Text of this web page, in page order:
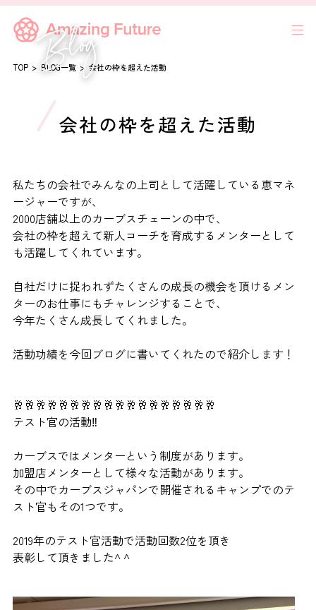
TOP BLOG一覧 会社の枠を超えた活動
会社の枠を超えた活動
私たちの会社でみんなの上司として活躍している恵マネ
ージャーですが、
2000店舗以上のカーブスチェーンの中で、
会社の枠を超えて新人コーチを育成するメンターとして
も活躍してくれています。
自社だけに捉われずたくさんの成長の機会を頂けるメン
ターのお仕事にもチャレンジすることで、
今年たくさん成長してくれました。
活動功績を今回ブログに書いてくれたので紹介します！
🥂🥂🥂🥂🥂🥂🥂🥂🥂🥂🥂🥂🥂🥂🥂🥂🥂🥂
テスト官の活動‼️
カーブスではメンターという制度があります。
加盟店メンターとして様々な活動があります。
その中でカーブスジャパンで開催されるキャンプでのテ
スト官もその1つです。
2019年のテスト官活動で活動回数2位を頂き
表彰して頂きました^ ^